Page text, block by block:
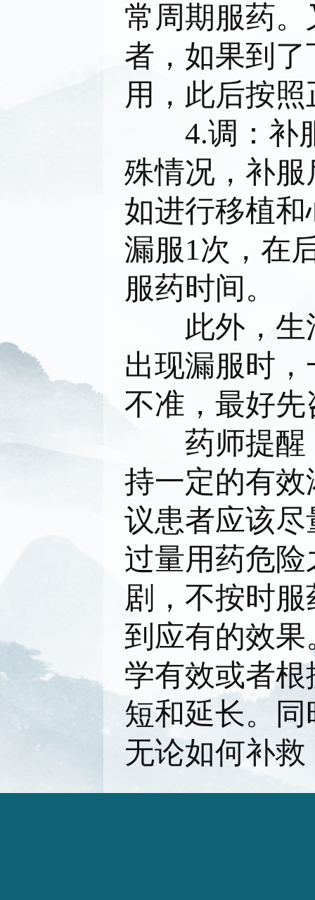
常周期服药
者，如果到
用，此后按
4.调：补服
殊情况，补
如进行移植
漏服1次，在
服药时间。
此外，生活
出现漏服时
不准，最好
药师提醒：
持一定的有
议患者应该
过量用药危
剧，不按时
到应有的效
学有效或者
短和延长。
无论如何补